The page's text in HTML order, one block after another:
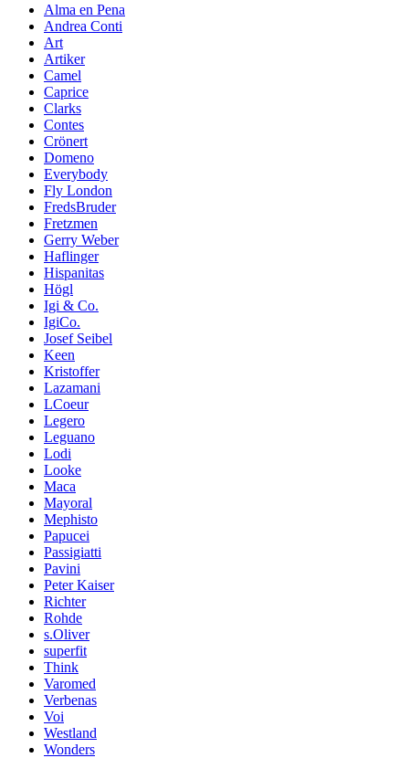
Alma en Pena
Andrea Conti
Art
Artiker
Camel
Caprice
Clarks
Contes
Crönert
Domeno
Everybody
Fly London
FredsBruder
Fretzmen
Gerry Weber
Haflinger
Hispanitas
Högl
Igi & Co.
IgiCo.
Josef Seibel
Keen
Kristoffer
Lazamani
LCoeur
Legero
Leguano
Lodi
Looke
Maca
Mayoral
Mephisto
Papucei
Passigiatti
Pavini
Peter Kaiser
Richter
Rohde
s.Oliver
superfit
Think
Varomed
Verbenas
Voi
Westland
Wonders